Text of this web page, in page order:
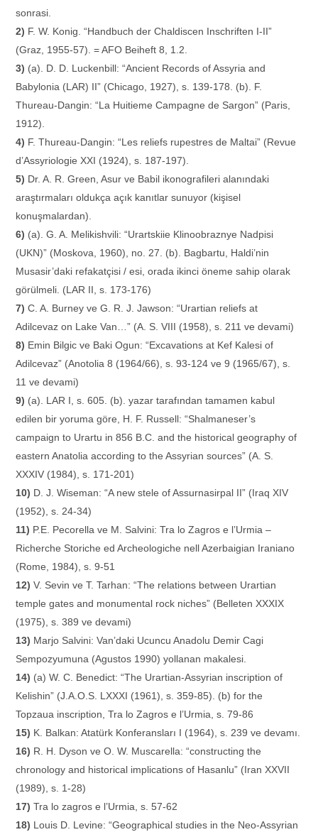
sonrasi.
2) F. W. Konig. “Handbuch der Chaldiscen Inschriften I-II”
(Graz, 1955-57). = AFO Beiheft 8, 1.2.
3) (a). D. D. Luckenbill: “Ancient Records of Assyria and
Babylonia (LAR) II” (Chicago, 1927), s. 139-178. (b). F.
Thureau-Dangin: “La Huitieme Campagne de Sargon” (Paris,
1912).
4) F. Thureau-Dangin: “Les reliefs rupestres de Maltai” (Revue
d’Assyriologie XXI (1924), s. 187-197).
5) Dr. A. R. Green, Asur ve Babil ikonografileri alanındaki
araştırmaları oldukça açık kanıtlar sunuyor (kişisel
konuşmalardan).
6) (a). G. A. Melikishvili: “Urartskiie Klinoobraznye Nadpisi
(UKN)” (Moskova, 1960), no. 27. (b). Bagbartu, Haldi’nin
Musasir’daki refakatçisi / esi, orada ikinci öneme sahip olarak
görülmeli. (LAR II, s. 173-176)
7)C. A. Burney ve G. R. J. Jawson: “Urartian reliefs at
Adilcevaz on Lake Van…” (A. S. VIII (1958), s. 211 ve devami)
8) Emin Bilgic ve Baki Ogun: “Excavations at Kef Kalesi of
Adilcevaz” (Anotolia 8 (1964/66), s. 93-124 ve 9 (1965/67), s.
11 ve devami)
9) (a). LAR I, s. 605. (b). yazar tarafından tamamen kabul
edilen bir yoruma göre, H. F. Russell: “Shalmaneser’s
campaign to Urartu in 856 B.C. and the historical geography of
eastern Anatolia according to the Assyrian sources” (A. S.
XXXIV (1984), s. 171-201)
10) D. J. Wiseman: “A new stele of Assurnasirpal II” (Iraq XIV
(1952), s. 24-34)
11) P.E. Pecorella ve M. Salvini: Tra lo Zagros e l’Urmia –
Richerche Storiche ed Archeologiche nell Azerbaigian Iraniano
(Rome, 1984), s. 9-51
12) V. Sevin ve T. Tarhan: “The relations between Urartian
temple gates and monumental rock niches” (Belleten XXXIX
(1975), s. 389 ve devami)
13) Marjo Salvini: Van’daki Ucuncu Anadolu Demir Cagi
Sempozyumuna (Agustos 1990) yollanan makalesi.
14) (a) W. C. Benedict: “The Urartian-Assyrian inscription of
Kelishin” (J.A.O.S. LXXXI (1961), s. 359-85). (b) for the
Topzaua inscription, Tra lo Zagros e l’Urmia, s. 79-86
15) K. Balkan: Atatürk Konferansları I (1964), s. 239 ve devamı.
16) R. H. Dyson ve O. W. Muscarella: “constructing the
chronology and historical implications of Hasanlu” (Iran XXVII
(1989), s. 1-28)
17)Tra lo zagros e l’Urmia, s. 57-62
18) Louis D. Levine: “Geographical studies in the Neo-Assyrian